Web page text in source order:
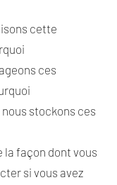
cette
ces
stockons ces
la façon dont vous
si vous avez